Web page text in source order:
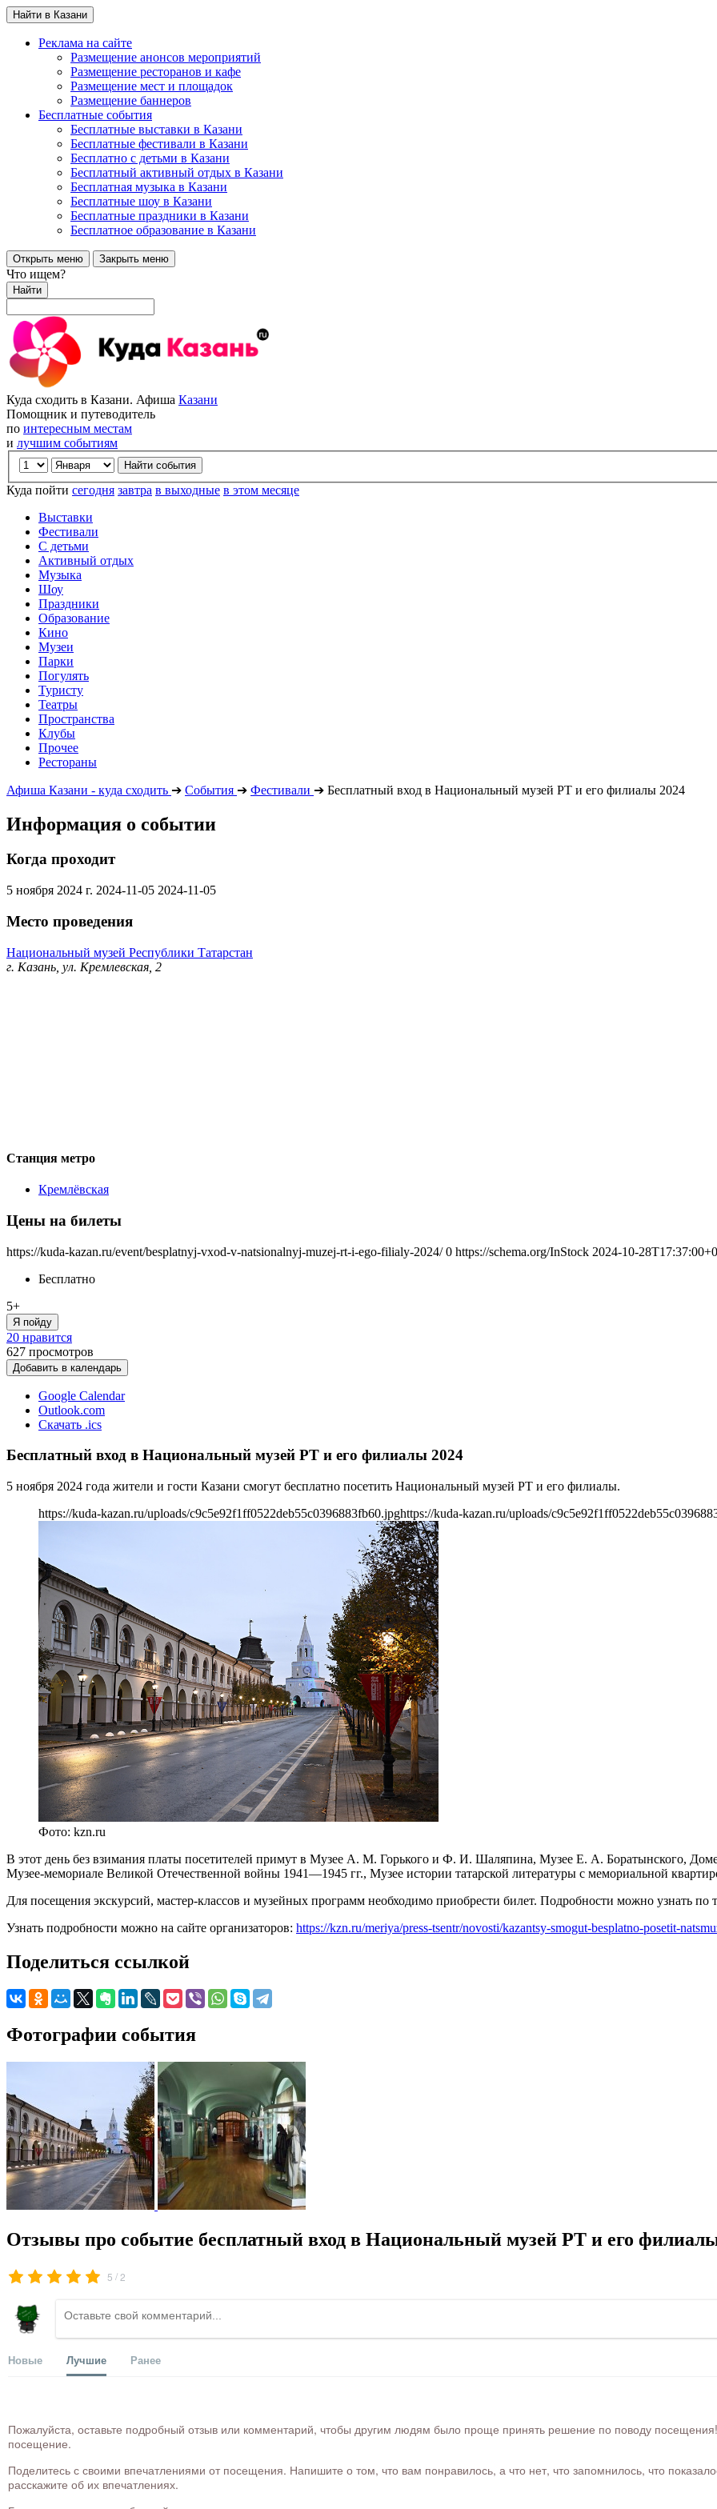
Найти в Казани
Реклама на сайте
Размещение анонсов мероприятий
Размещение ресторанов и кафе
Размещение мест и площадок
Размещение баннеров
Бесплатные события
Бесплатные выставки в Казани
Бесплатные фестивали в Казани
Бесплатно с детьми в Казани
Бесплатный активный отдых в Казани
Бесплатная музыка в Казани
Бесплатные шоу в Казани
Бесплатные праздники в Казани
Бесплатное образование в Казани
Открыть меню Закрыть меню
Что ищем?
Найти
Куда сходить в Казани. Афиша Казани
Помощник и путеводитель
по интересным местам
и лучшим событиям
Куда пойти сегодня завтра в выходные в этом месяце
Выставки
Фестивали
С детьми
Активный отдых
Музыка
Шоу
Праздники
Образование
Кино
Музеи
Парки
Погулять
Туристу
Театры
Пространства
Клубы
Прочее
Рестораны
Афиша Казани - куда сходить ➔ События ➔ Фестивали ➔ Бесплатный вход в Национальный музей РТ и его филиалы 2024
Информация о событии
Когда проходит
5 ноября 2024 г. 2024-11-05 2024-11-05
Место проведения
Национальный музей Республики Татарстан
г. Казань, ул. Кремлевская, 2
Станция метро
Кремлёвская
Цены на билеты
https://kuda-kazan.ru/event/besplatnyj-vxod-v-natsionalnyj-muzej-rt-i-ego-filialy-2024/ 0 https://schema.org/InStock 2024-10-
Бесплатно
5+
Я пойду
20 нравится
627 просмотров
Добавить в календарь
Google Calendar
Outlook.com
Скачать .ics
Бесплатный вход в Национальный музей РТ и его филиалы 2024
5 ноября 2024 года жители и гости Казани смогут бесплатно посетить Национальный музей РТ и его филиалы.
https://kuda-kazan.ru/uploads/c9c5e92f1ff0522deb55c0396883fb60.jpghttps://kuda-kazan.ru/uploads/
Фото: kzn.ru
В этот день без взимания платы посетителей примут в Музее А. М. Горького и Ф. И. Шаляпина, Музее Е. А. Боратынского,
Музее-мемориале Великой Отечественной войны 1941—1945 гг., Музее истории татарской литературы с мемориальной
Для посещения экскурсий, мастер-классов и музейных программ необходимо приобрести билет. Подробности можно узнать по
Узнать подробности можно на сайте организаторов: https://kzn.ru/meriya/press-tsentr/novosti/kazantsy-smogut-besplatno-posetit-
Поделиться ссылкой
Фотографии события
Отзывы про событие бесплатный вход в Национальный музей РТ и его
5 /2
Новые Лучшие Ранее
Пожалуйста, оставьте подробный отзыв или комментарий, чтобы другим людям было проще принять решение по поводу посещения!
посещение.
Поделитесь с своими впечатлениями от посещения. Напишите о том, что вам понравилось, а что нет, что запомнилось, что
расскажите об их впечатлениях.